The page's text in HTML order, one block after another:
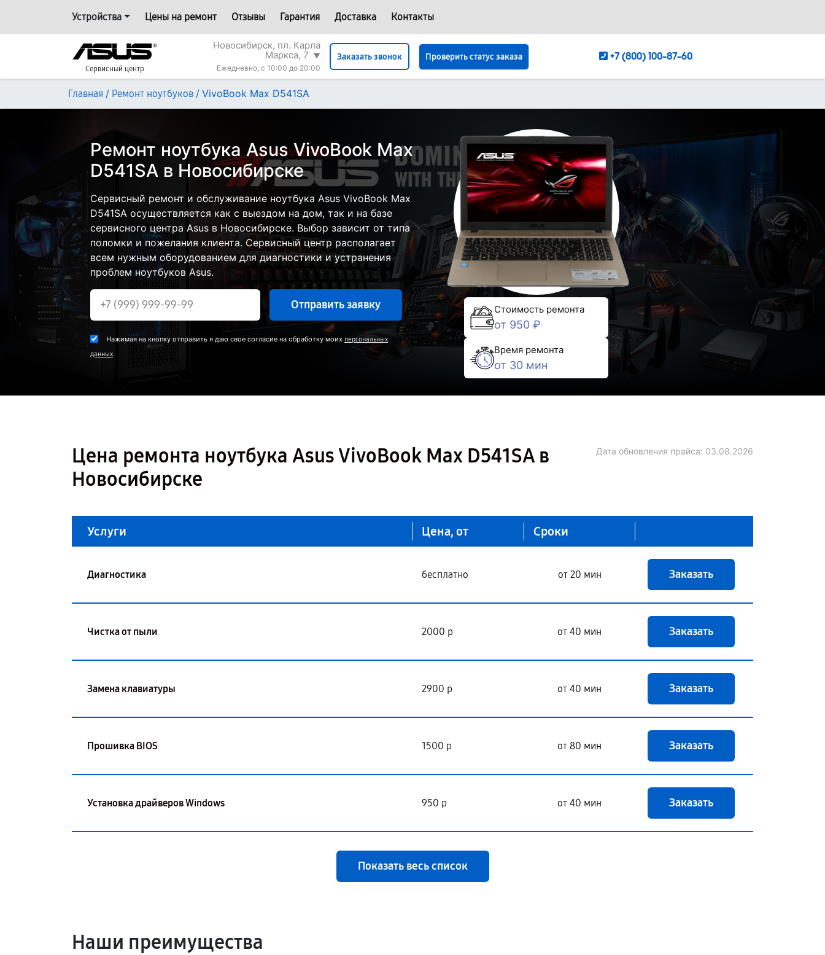
Устройства Цены на ремонт Отзывы Гарантия Доставка Контакты
Сервисный центр
Новосибирск, пл. Карла
Маркса, 7 ▼
Ежедневно, с 10:00 до 20:00
Заказать звонок Проверить статус заказа +7 (800) 100-87-60
Главная / Ремонт ноутбуков / VivoBook Max D541SA
Ремонт ноутбука Asus VivoBook Max
D541SA в Новосибирске
Сервисный ремонт и обслуживание ноутбука Asus VivoBook Max
D541SA осуществляется как с выездом на дом, так и на базе
сервисного центра Asus в Новосибирске. Выбор зависит от типа
поломки и пожелания клиента. Сервисный центр располагает
всем нужным оборудованием для диагностики и устранения
проблем ноутбуков Asus.
Отправить заявку
Нажимая на кнопку отправить я даю свое согласие на обработку моих персональных
данных.
Стоимость ремонта
от 950 ₽
Время ремонта
от 30 мин
Цена ремонта ноутбука Asus VivoBook Max D541SA в
Новосибирске
Дата обновления прайса: 03.08.2026
Услуги Цена, от Сроки
Диагностика бесплатно от 20 мин Заказать
Чистка от пыли 2000 р от 40 мин Заказать
Замена клавиатуры 2900 р от 40 мин Заказать
Прошивка BIOS 1500 р от 80 мин Заказать
Установка драйверов Windows 950 р от 40 мин Заказать
Показать весь список
Наши преимущества